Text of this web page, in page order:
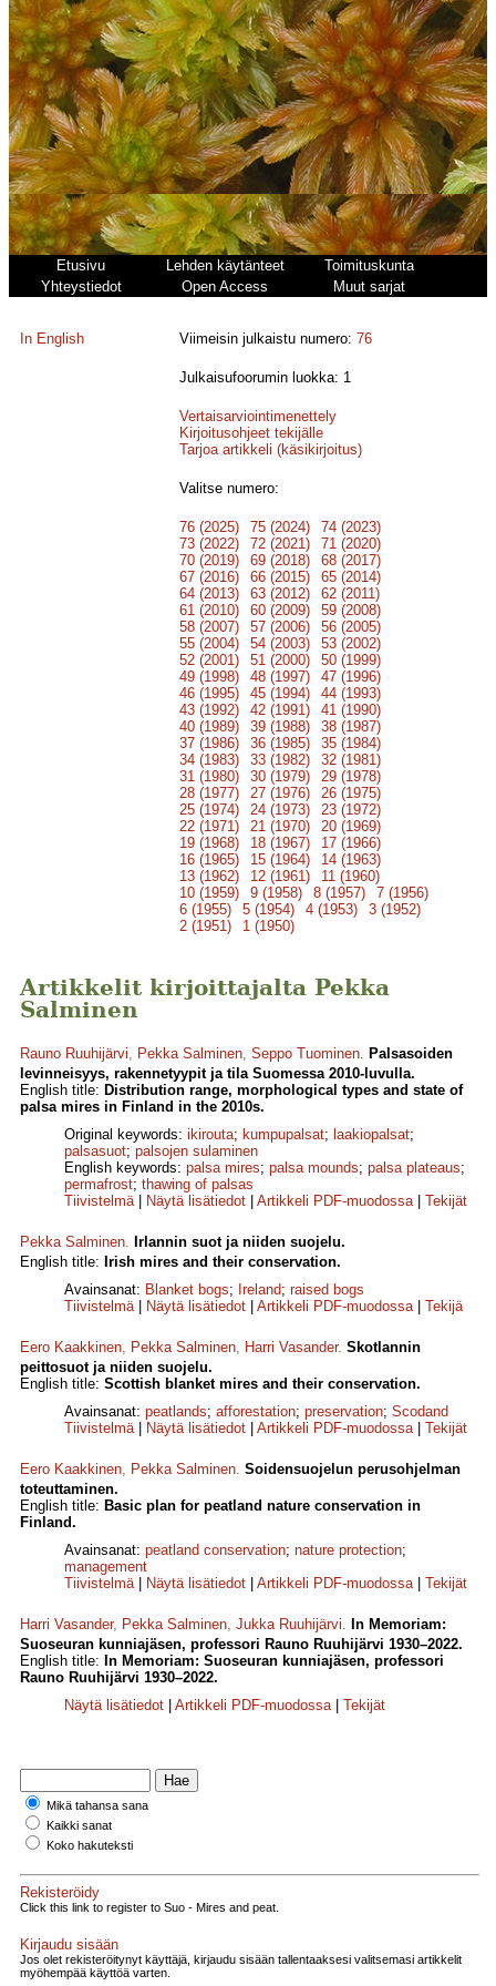
Etusivu Lehden käytänteet
Toimituskunta
Yhteystiedot
Open Access Muut sarjat
In English Viimeisin julkaistu numero:76
Julkaisufoorumin luokka: 1
Vertaisarviointimenettely
Kirjoitusohjeet tekijälle
Tarjoa artikkeli (käsikirjoitus)
Valitse numero:
76 (2025) 75 (2024)
74 (2023)
73 (2022)
72 (2021)
71 (2020)
70 (2019)
69 (2018)
68 (2017)
67 (2016)
66 (2015)
65 (2014)
64 (2013)
63 (2012)
62 (2011)
61 (2010)
60 (2009)
59 (2008)
58 (2007)
57 (2006)
56 (2005)
55 (2004)
54 (2003)
53 (2002)
52 (2001)
51 (2000)
50 (1999)
49 (1998)
48 (1997)
47 (1996)
46 (1995)
45 (1994)
44 (1993)
43 (1992)
42 (1991)
41 (1990)
40 (1989)
39 (1988)
38 (1987)
37 (1986)
36 (1985)
35 (1984)
34 (1983)
33 (1982)
32 (1981)
31 (1980)
30 (1979)
29 (1978)
28 (1977)
27 (1976)
26 (1975)
25 (1974)
24 (1973)
23 (1972)
22 (1971)
21 (1970)
20 (1969)
19 (1968)
18 (1967)
17 (1966)
16 (1965)
15 (1964)
14 (1963)
13 (1962)
12 (1961)
11 (1960)
10 (1959)
9 (1958) 8 (1957)
7 (1956)
6 (1955)
5 (1954) 4 (1953)
3 (1952)
2 (1951)
1 (1950)
Artikkelit kirjoittajalta Pekka
Salminen
Rauno Ruuhijärvi, Pekka Salminen, Seppo Tuominen. Palsasoiden
levinneisyys, rakennetyypit ja tila Suomessa 2010-luvulla.
English title: Distribution range, morphological types and state of
palsa mires in Finland in the 2010s.
Original keywords: ikirouta; kumpupalsat; laakiopalsat;
palsasuot; palsojen sulaminen
English keywords: palsa mires; palsa mounds; palsa plateaus;
permafrost; thawing of palsas
Tiivistelmä| Näytä lisätiedot Artikkeli PDF-muodossa| Tekijät
Pekka Salminen. Irlannin suot ja niiden suojelu.
English title: Irish mires and their conservation.
Avainsanat: Blanket bogs; Ireland; raised bogs
Tiivistelmä| Näytä lisätiedot Artikkeli PDF-muodossa| Tekijä
Eero Kaakkinen, Pekka Salminen, Harri Vasander. Skotlannin
peittosuot ja niiden suojelu.
English title: Scottish blanket mires and their conservation.
Avainsanat: peatlands; afforestation; preservation; Scodand
Tiivistelmä| Näytä lisätiedot Artikkeli PDF-muodossa| Tekijät
Eero Kaakkinen, Pekka Salminen. Soidensuojelun perusohjelman
toteuttaminen.
English title: Basic plan for peatland nature conservation in
Finland.
Avainsanat: peatland conservation; nature protection;
management
Tiivistelmä| Näytä lisätiedot Artikkeli PDF-muodossa| Tekijät
Harri Vasander, Pekka Salminen, Jukka Ruuhijärvi. In Memoriam:
Suoseuran kunniajäsen, professori Rauno Ruuhijärvi 1930–2022.
English title: In Memoriam: Suoseuran kunniajäsen, professori
Rauno Ruuhijärvi 1930–2022.
Näytä lisätiedot
Artikkeli PDF-muodossa| Tekijät
Mikä tahansa sana
Kaikki sanat
Koko hakuteksti
Rekisteröidy
Click this link to register to Suo - Mires and peat.
Kirjaudu sisään
Jos olet rekisteröitynyt käyttäjä, kirjaudu sisään tallentaaksesi valitsemasi artikkelit
myöhempää käyttöä varten.